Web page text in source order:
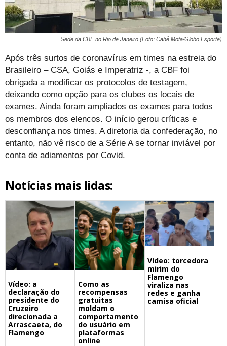
Sede da CBF no Rio de Janeiro (Foto: Cahê Mota/Globo Esporte)
Após três surtos de coronavírus em times na estreia do
Brasileiro – CSA, Goiás e Imperatriz -, a CBF foi
obrigada a modificar os protocolos de testagem,
deixando como opção para os clubes os locais de
exames. Ainda foram ampliados os exames para todos
os membros dos elencos. O início gerou críticas e
desconfiança nos times. A diretoria da confederação, no
entanto, não vê risco de a Série A se tornar inviável por
conta de adiamentos por Covid.
Notícias mais lidas:
Vídeo: a
declaração do
presidente do
Cruzeiro
direcionada a
Arrascaeta, do
Flamengo
Como as
recompensas
gratuitas
moldam o
comportamento
do usuário em
plataformas
online
Vídeo: torcedora
mirim do
Flamengo
viraliza nas
redes e ganha
camisa oficial